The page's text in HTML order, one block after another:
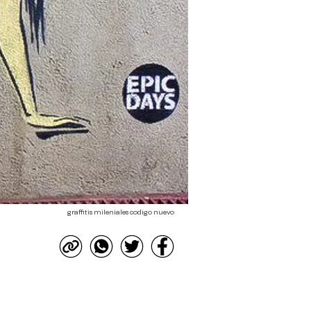
graffitis mileniales codigo nuevo